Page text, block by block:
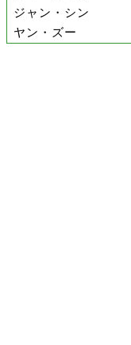
ジャン・シン
ヤン・ズー